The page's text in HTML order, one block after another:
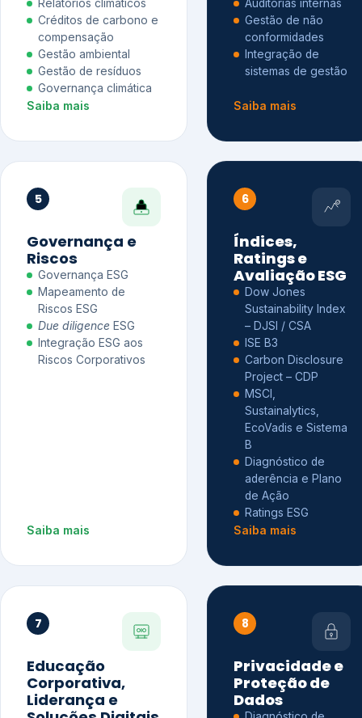
Relatórios climáticos
Créditos de carbono e
compensação
Gestão ambiental
Gestão de resíduos
Governança climática
Saiba mais
Auditorias internas
Gestão de não
conformidades
Integração de
sistemas de gestão
Saiba mais
5
Governança e
Riscos
Governança ESG
Mapeamento de
Riscos ESG
Due diligence ESG
Integração ESG aos
Riscos Corporativos
Saiba mais
6
Índices,
Ratings e
Avaliação ESG
Dow Jones
Sustainability Index
– DJSI / CSA
ISE B3
Carbon Disclosure
Project – CDP
MSCI,
Sustainalytics,
EcoVadis e Sistema
B
Diagnóstico de
aderência e Plano
de Ação
Ratings ESG
Saiba mais
7
Educação
Corporativa,
Liderança e
8
Privacidade e
Proteção de
Dados